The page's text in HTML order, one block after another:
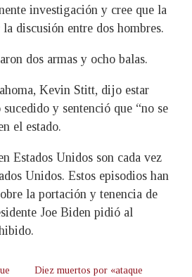
investigación y cree que la
discusión entre dos hombres.
dos armas y ocho balas.
Kevin Stitt, dijo estar
y sentenció que “no se
el estado.
Estados Unidos son cada vez
Unidos. Estos episodios han
la portación y tenencia de
Joe Biden pidió al
Diez muertos por «ataque